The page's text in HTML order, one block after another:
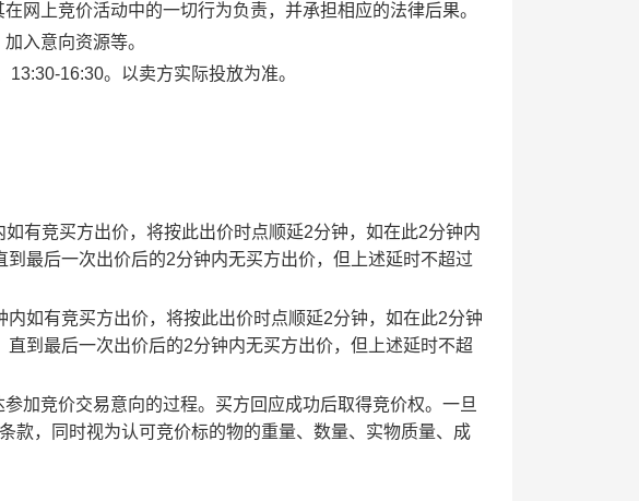
网上竞价活动中的一切行为负责，并承担相应的法律后果。
入意向资源等。
16:30。以卖方实际投放为准。
有竞买方出价，将按此出价时点顺延2分钟，如在此2分钟内
最后一次出价后的2分钟内无买方出价，但上述延时不超过
如有竞买方出价，将按此出价时点顺延2分钟，如在此2分钟
到最后一次出价后的2分钟内无买方出价，但上述延时不超
加竞价交易意向的过程。买方回应成功后取得竞价权。一旦
款，同时视为认可竞价标的物的重量、数量、实物质量、成